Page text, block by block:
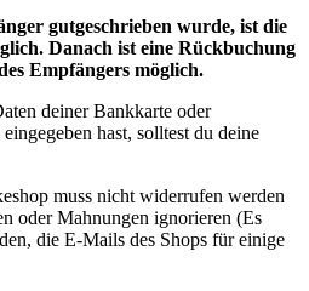
gutgeschrieben wurde, ist die
Danach ist eine Rückbuchung
Empfängers möglich.
deiner Bankkarte oder
hast, solltest du deine
muss nicht widerrufen werden
oder Mahnungen ignorieren (Es
die E-Mails des Shops für einige